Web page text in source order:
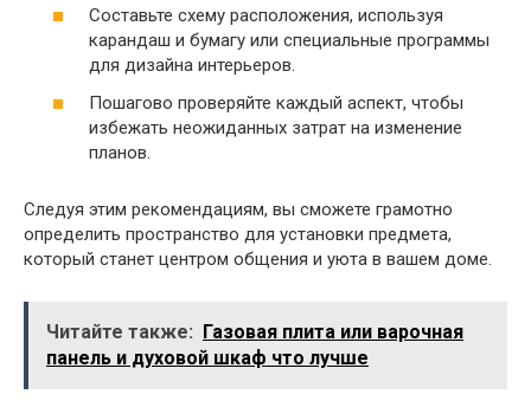
Составьте схему расположения, используя
карандаш и бумагу или специальные программы
для дизайна интерьеров.
Пошагово проверяйте каждый аспект, чтобы
избежать неожиданных затрат на изменение
планов.
Следуя этим рекомендациям, вы сможете грамотно
определить пространство для установки предмета,
который станет центром общения и уюта в вашем доме.
Читайте также: Газовая плита или варочная
панель и духовой шкаф что лучше